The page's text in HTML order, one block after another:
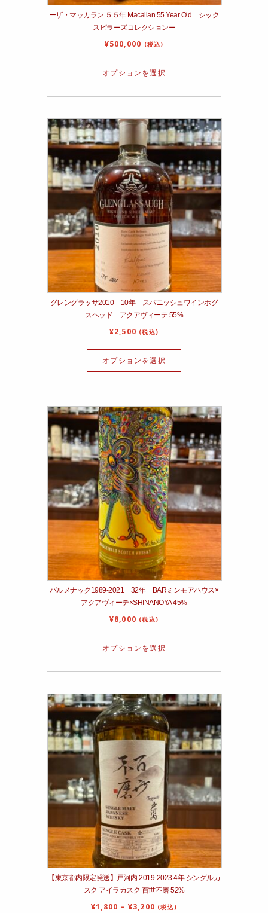
ーザ・マッカラン ５５年 Macallan 55 Year Old シック
スピラーズコレクションー
¥500,000 (税込)
オプションを選択
グレングラッサ2010 10年 スパニッシュワインホグ
スヘッド アクアヴィーテ 55%
¥2,500 (税込)
オプションを選択
バルメナック1989‐2021 32年 BARミンモアハウス×
アクアヴィーテ×SHINANOYA 45%
¥8,000 (税込)
オプションを選択
【東京都内限定発送】戸河内 2019-2023 4年 シングルカ
スク アイラカスク 百世不磨 52%
¥1,800 – ¥3,200 (税込)